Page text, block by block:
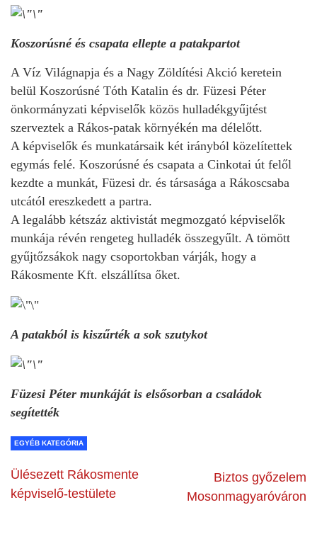
Koszorúsné és csapata ellepte a patakpartot
A Víz Világnapja és a Nagy Zöldítési Akció keretein
belül Koszorúsné Tóth Katalin és dr. Füzesi Péter
önkormányzati képviselők közös hulladékgyűjtést
szerveztek a Rákos-patak környékén ma délelőtt.
A képviselők és munkatársaik két irányból közelítettek
egymás felé. Koszorúsné és csapata a Cinkotai út felől
kezdte a munkát, Füzesi dr. és társasága a Rákoscsaba
utcától ereszkedett a partra.
A legalább kétszáz aktivistát megmozgató képviselők
munkája révén rengeteg hulladék összegyűlt. A tömött
gyűjtőzsákok nagy csoportokban várják, hogy a
Rákosmente Kft. elszállítsa őket.
A patakból is kiszűrték a sok szutykot
Füzesi Péter munkáját is elsősorban a családok
segítették
EGYÉB KATEGÓRIA
Ülésezett Rákosmente
képviselő-testülete
Biztos győzelem
Mosonmagyaróváron